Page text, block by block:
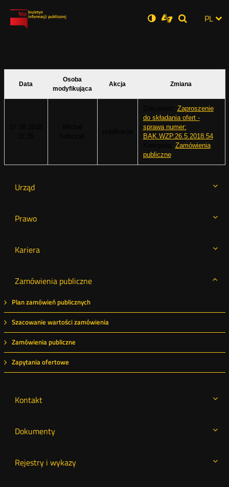
Ustawienia
Wersja
zwykła
Dla
niesłyszących
Otwórz Otwórz
Otwórz
Social PL
Urząd
Prawo
Kariera
Zamówienia publiczne
Plan zamówień publicznych
Szacowanie wartości zamówienia
Zamówienia publiczne
Zapytania ofertowe
Kontakt
Dokumenty
Rejestry i wykazy
Data
Osoba
modyfikująca
Akcja Zmiana
Zaproszenie
do składania ofert -
sprawa numer:
BAK.WZP.26.5.2018.54
Zamówienia
publiczne